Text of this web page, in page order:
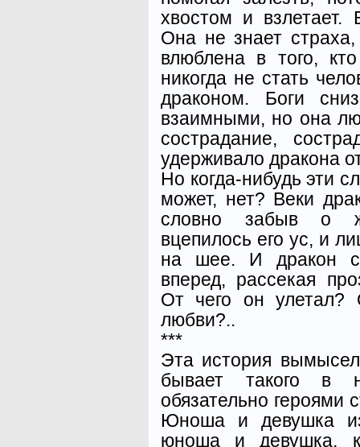
хвостом и взлетает.
Она не знает
влюблена в того,
никогда не стать
драконом. Боги
взаимными, но она
сострадание,
удерживало дракона
Но когда-нибудь эти
может, нет? Веки
словно забыв о
вцепилось его ус, и
на шее. И дракон с
вперед, рассекая
От чего он
любви?..
***
Эта история
бывает такого в
обязательно героями
Юноша и девушка
юноша и девушка,